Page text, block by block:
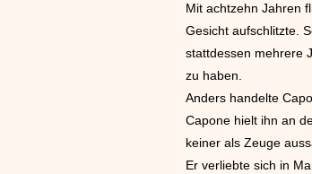
Mit achtzehn Jahren
Gesicht aufschlitzte.
stattdessen mehrere
zu haben.
Anders handelte
Capone hielt ihn an
keiner als Zeuge
Er verliebte sich in